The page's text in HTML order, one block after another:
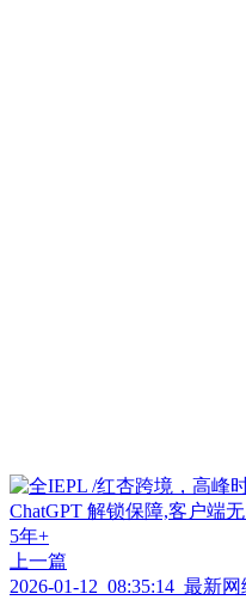
上一篇
2026-01-12_08:35:14_最新